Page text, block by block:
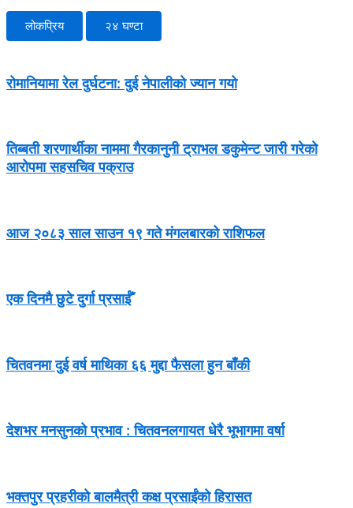
लोकप्रिय २४ घण्टा
रोमानियामा रेल दुर्घटना: दुई नेपालीको ज्यान गयो
तिब्बती शरणार्थीका नाममा गैरकानुनी ट्राभल डकुमेन्ट जारी गरेको
आरोपमा सहसचिव पक्राउ
आज २०८३ साल साउन १९ गते मंगलबारको राशिफल
एक दिनमै छुटे दुर्गा प्रसाईँ
चितवनमा दुई वर्ष माथिका ६६ मुद्दा फैसला हुन बाँकी
देशभर मनसुनको प्रभाव : चितवनलगायत धेरै भूभागमा वर्षा
भक्तपुर प्रहरीको बालमैत्री कक्ष प्रसाईंको हिरासत